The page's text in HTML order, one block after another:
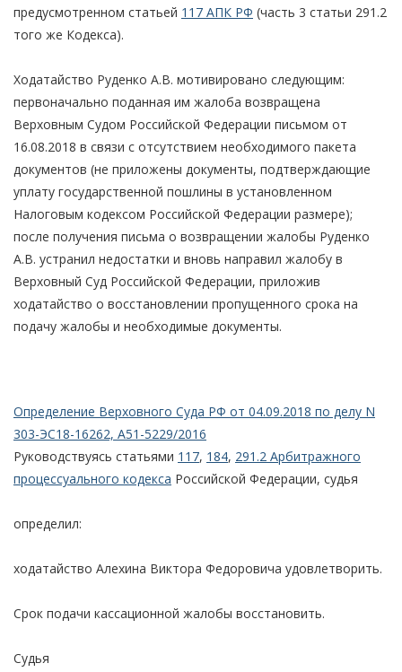
предусмотренном статьей 117 АПК РФ (часть 3 статьи 291.2
того же Кодекса).
Ходатайство Руденко А.В. мотивировано следующим:
первоначально поданная им жалоба возвращена
Верховным Судом Российской Федерации письмом от
16.08.2018 в связи с отсутствием необходимого пакета
документов (не приложены документы, подтверждающие
уплату государственной пошлины в установленном
Налоговым кодексом Российской Федерации размере);
после получения письма о возвращении жалобы Руденко
А.В. устранил недостатки и вновь направил жалобу в
Верховный Суд Российской Федерации, приложив
ходатайство о восстановлении пропущенного срока на
подачу жалобы и необходимые документы.
Определение Верховного Суда РФ от 04.09.2018 по делу N
303-ЭС18-16262, А51-5229/2016
Руководствуясь статьями 117, 184, 291.2 Арбитражного
процессуального кодекса Российской Федерации, судья
определил:
ходатайство Алехина Виктора Федоровича удовлетворить.
Срок подачи кассационной жалобы восстановить.
Судья